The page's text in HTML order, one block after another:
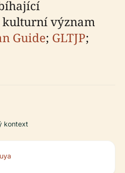
význam
Guide; GLTJP;
kontext